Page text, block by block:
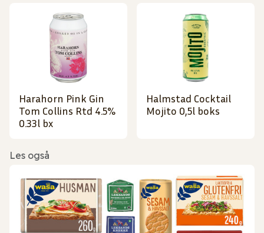
Harahorn Pink Gin
Tom Collins Rtd 4.5%
0.33l bx
Halmstad Cocktail
Mojito 0,5l boks
Les også